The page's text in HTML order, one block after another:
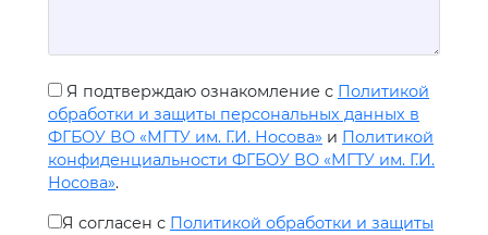
Я подтверждаю ознакомление с Политикой
обработки и защиты персональных данных в
ФГБОУ ВО «МГТУ им. Г.И. Носова» и Политикой
конфиденциальности ФГБОУ ВО «МГТУ им. Г.И.
Носова».
Я согласен с Политикой обработки и защиты